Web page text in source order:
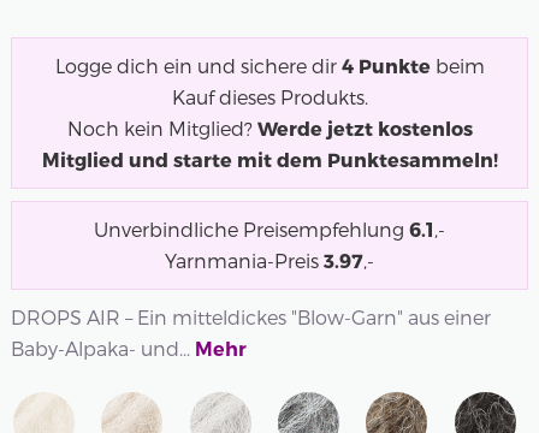
Logge dich ein und sichere dir 4 Punktebeim
Kauf dieses Produkts.
Noch kein Mitglied? Werde jetzt kostenlos
Mitglied und starte mit dem Punktesammeln!
Unverbindliche Preisempfehlung 6.1,-
Yarnmania-Preis 3.97,-
DROPS AIR – Ein mitteldickes "Blow-Garn" aus einer
Baby-Alpaka- und... Mehr